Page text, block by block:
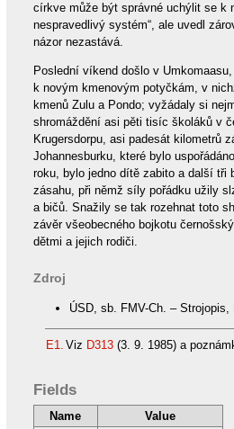
církve může být správné uchýlit se k
nespravedlivý systém“, ale uvedl
názor nezastává.
Poslední víkend došlo v
k novým kmenovým potyčkám, v
kmenů Zulu a Pondo; vyžádaly si
shromáždění asi pěti tisíc školáků v
Krugersdorpu, asi padesát kilometrů
Johannesburku, které bylo
roku, bylo jedno dítě zabito a další tři
zásahu, při němž síly pořádku užily
a bičů. Snažily se tak rozehnat toto
závěr všeobecného bojkotu
dětmi a jejich rodiči.
Zdroj
ÚSD, sb. FMV-Ch. – Strojopis,
E1. Viz D313(3. 9. 1985) a
Fields
Name
Value